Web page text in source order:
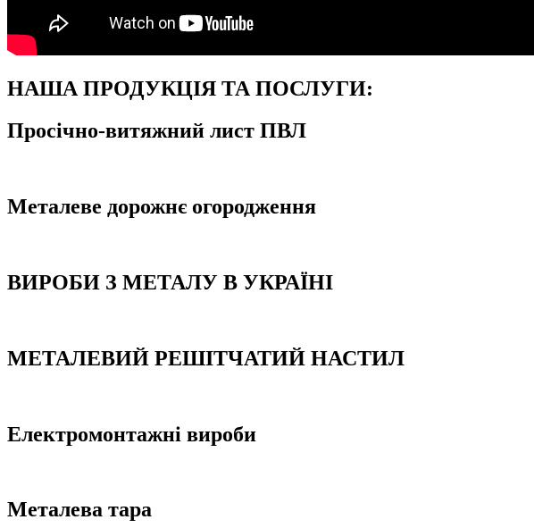
НАША ПРОДУКЦІЯ ТА ПОСЛУГИ:
Просічно-витяжний лист ПВЛ
Металеве дорожнє огородження
ВИРОБИ З МЕТАЛУ В УКРАЇНІ
МЕТАЛЕВИЙ РЕШІТЧАТИЙ НАСТИЛ
Електромонтажні вироби
Металева тара